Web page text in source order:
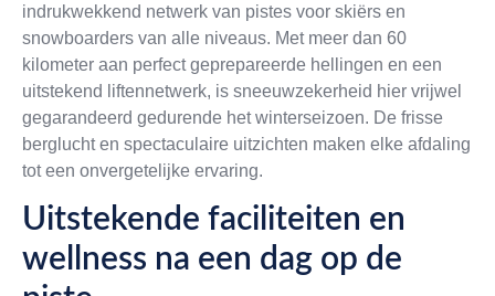
indrukwekkend netwerk van pistes voor skiërs en
snowboarders van alle niveaus. Met meer dan 60
kilometer aan perfect geprepareerde hellingen en een
uitstekend liftennetwerk, is sneeuwzekerheid hier vrijwel
gegarandeerd gedurende het winterseizoen. De frisse
berglucht en spectaculaire uitzichten maken elke afdaling
tot een onvergetelijke ervaring.
Uitstekende faciliteiten en
wellness na een dag op de